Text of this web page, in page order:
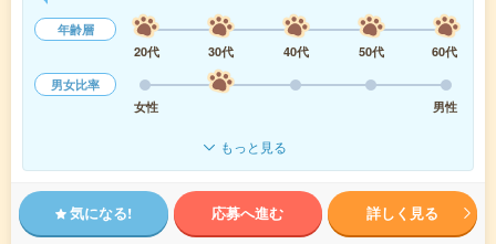
年齢層
20代
30代 40代 50代
60代
男女比率
女性
男性
もっと見る
気になる! 応募へ進む 詳しく見る